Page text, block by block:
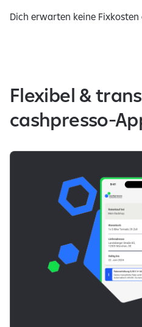
Dich erwarten keine Fixkosten
Flexibel &
cashpresso-